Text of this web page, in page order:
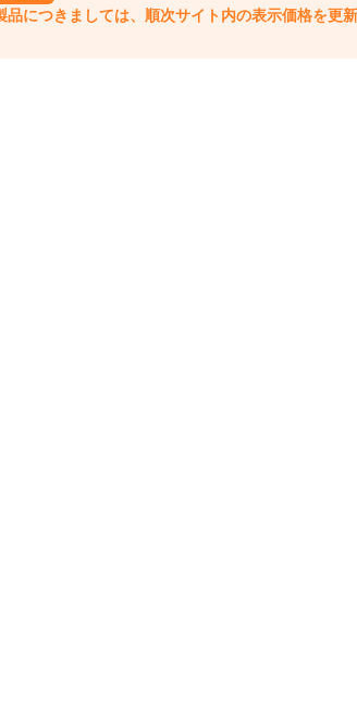
につきましては、順次サイト内の表示価格を更新